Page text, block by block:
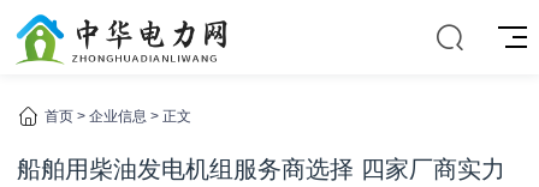
首页 > 企业信息 > 正文
船舶用柴油发电机组服务商选择 四家厂商实力